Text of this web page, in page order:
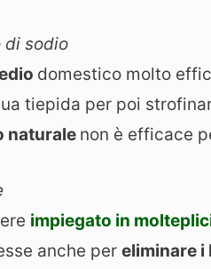
di sodio
domestico molto
tiepida per poi
naturale non è efficace
impiegato in
anche per eliminare i